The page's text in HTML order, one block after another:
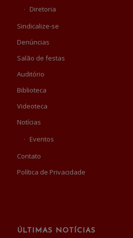
Diretoria
Sindicalize-se
Denúncias
Salão de festas
Auditório
Biblioteca
Videoteca
Notícias
Eventos
Contato
Política de Privacidade
ÚLTIMAS NOTÍCIAS